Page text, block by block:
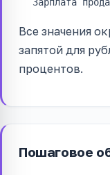
Все значения
запятой для
процентов.
Пошаговое